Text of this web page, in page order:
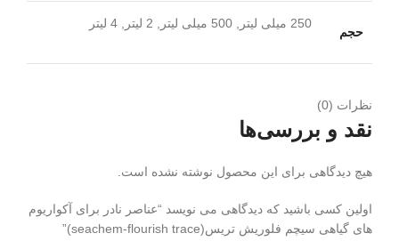
حجم
250 میلی لیتر, 500 میلی لیتر, 2 لیتر, 4 لیتر
نظرات (0)
نقد و بررسی‌ها
هیچ دیدگاهی برای این محصول نوشته نشده است.
اولین کسی باشید که دیدگاهی می نویسد “عناصر نادر برای آکواریوم
های گیاهی سیچم فلوریش تریس(seachem-flourish trace)”